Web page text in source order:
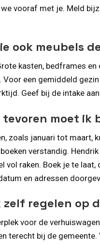
vooraf met je. Meld
ook meubels
kasten, bedframes
Voor een gemiddeld
Geef bij de intake
tevoren moet ik
zoals januari tot maart,
verstandig.
vol raken. Boek je te
en adressen
zelf regelen op
voor de
terecht bij de